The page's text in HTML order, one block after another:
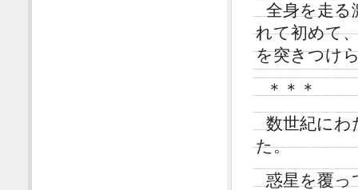
全身を走る
れて初めて
を突きつけ
＊＊＊
数世紀にわ
た。
惑星を覆っ